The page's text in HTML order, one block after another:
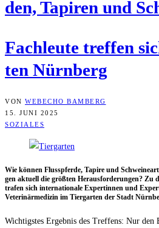
den, Tapi­ren und
Fach­leu­te tref­fen
ten Nürnberg
VON WEBECHO BAMBERG
15. JUNI 2025
SOZIALES
Wie kön­nen Fluss­pfer­de, Tapi­re und
gen aktu­ell die größ­ten Her­aus­for­de­run­gen? Zu
tra­fen sich inter­na­tio­na­le Exper­tin­nen und
Vete­ri­när­me­di­zin im Tier­gar­ten der Stadt
Wich­tigs­tes Ergeb­nis des Tref­fens: Nur den